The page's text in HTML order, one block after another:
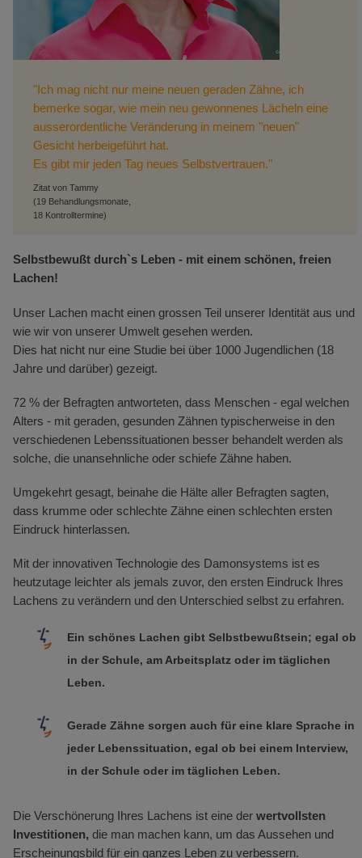
"Ich mag nicht nur meine neuen geraden Zähne, ich
bemerke sogar, wie mein neu gewonnenes Lächeln eine
ausserordentliche Veränderung in meinem "neuen"
Gesicht herbeigeführt hat.
Es gibt mir jeden Tag neues Selbstvertrauen."
Zitat von Tammy
(19 Behandlungsmonate,
18 Kontrolltermine)
Selbstbewußt durch`s Leben - mit einem schönen, freien
Lachen!
Unser Lachen macht einen grossen Teil unserer Identität aus und
wie wir von unserer Umwelt gesehen werden.
Dies hat nicht nur eine Studie bei über 1000 Jugendlichen (18
Jahre und darüber) gezeigt.
72 % der Befragten antworteten, dass Menschen - egal welchen
Alters - mit geraden, gesunden Zähnen typischerweise in den
verschiedenen Lebenssituationen besser behandelt werden als
solche, die unansehnliche oder schiefe Zähne haben.
Umgekehrt gesagt, beinahe die Hälte aller Befragten sagten,
dass krumme oder schlechte Zähne einen schlechten ersten
Eindruck hinterlassen.
Mit der innovativen Technologie des Damonsystems ist es
heutzutage leichter als jemals zuvor, den ersten Eindruck Ihres
Lachens zu verändern und den Unterschied selbst zu erfahren.
Ein schönes Lachen gibt Selbstbewußtsein; egal ob
in der Schule, am Arbeitsplatz oder im täglichen
Leben.
Gerade Zähne sorgen auch für eine klare Sprache in
jeder Lebenssituation, egal ob bei einem Interview,
in der Schule oder im täglichen Leben.
Die Verschönerung Ihres Lachens ist eine der wertvollsten
Investitionen, die man machen kann, um das Aussehen und
Erscheinungsbild für ein ganzes Leben zu verbessern.